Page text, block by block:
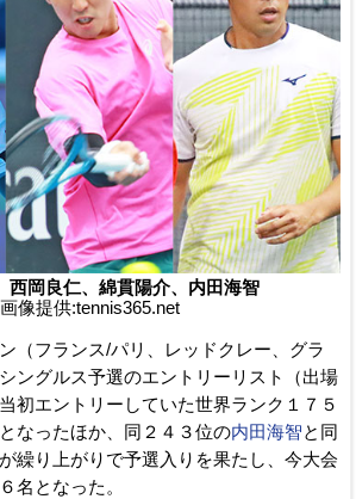
西岡良仁、綿貫陽介、内田海智
画像提供:tennis365.net
（フランス/パリ、レッドクレー、グラ
ングルス予選のエントリーリスト（出場
初エントリーしていた世界ランク１７５
なったほか、同２４３位の内田海智と同
が繰り上がりで予選入りを果たし、今大会
名となった。